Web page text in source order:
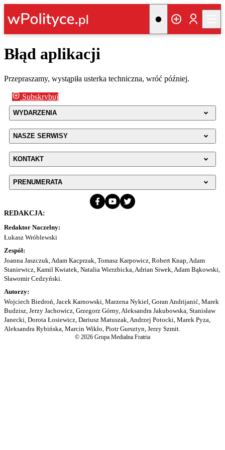
Błąd aplikacji
Przepraszamy, wystąpiła usterka techniczna, wróć później.
Subskrybuj
WYDARZENIA
NASZE SERWISY
KONTAKT
PRENUMERATA
REDAKCJA:
Redaktor Naczelny:
Łukasz Wróblewski
Zespół:
Joanna Jaszczuk, Adam Kacprzak, Tomasz Karpowicz, Robert Knap, Adam
Staniewicz, Kamil Kwiatek, Natalia Wierzbicka, Adrian Siwek, Adam Bąkowski,
Sławomir Cedzyński.
Autorzy:
Wojciech Biedroń, Jacek Karnowski, Marzena Nykiel, Goran Andrijanić, Marek
Budzisz, Jerzy Jachowicz, Grzegorz Górny, Aleksandra Jakubowska, Stanisław
Janecki, Dorota Łosiewicz, Dariusz Matuszak, Andrzej Potocki, Marek Pyza,
Aleksandra Rybińska, Marcin Wikło, Piotr Gursztyn, Jerzy Szmit.
© 2026 Grupa Medialna Fratria